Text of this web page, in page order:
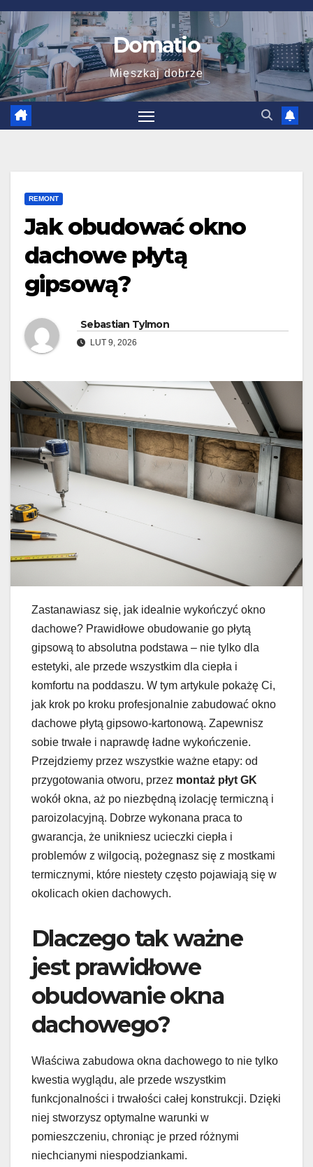
Skip
to
content
Domatio
Mieszkaj dobrze
REMONT
Jak obudować okno
dachowe płytą
gipsową?
Sebastian Tylmon
LUT 9, 2026
Zastanawiasz się, jak idealnie wykończyć okno
dachowe? Prawidłowe obudowanie go płytą
gipsową to absolutna podstawa – nie tylko dla
estetyki, ale przede wszystkim dla ciepła i
komfortu na poddaszu. W tym artykule pokażę Ci,
jak krok po kroku profesjonalnie zabudować okno
dachowe płytą gipsowo-kartonową. Zapewnisz
sobie trwałe i naprawdę ładne wykończenie.
Przejdziemy przez wszystkie ważne etapy: od
przygotowania otworu, przez montaż płyt GK
wokół okna, aż po niezbędną izolację termiczną i
paroizolacyjną. Dobrze wykonana praca to
gwarancja, że unikniesz ucieczki ciepła i
problemów z wilgocią, pożegnasz się z mostkami
termicznymi, które niestety często pojawiają się w
okolicach okien dachowych.
Dlaczego tak ważne
jest prawidłowe
obudowanie okna
dachowego?
Właściwa zabudowa okna dachowego to nie tylko
kwestia wyglądu, ale przede wszystkim
funkcjonalności i trwałości całej konstrukcji. Dzięki
niej stworzysz optymalne warunki w
pomieszczeniu, chroniąc je przed różnymi
niechcianymi niespodziankami.